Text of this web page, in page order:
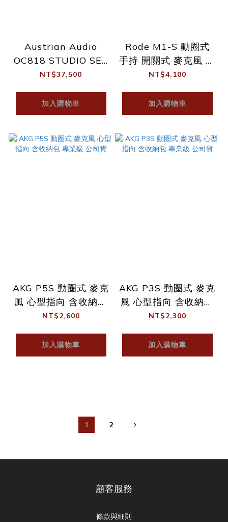
Austrian Audio
OC818 STUDIO SET
多指向 電容式麥克風
NT$37,500
加入購物車
Rode M1-S 動圈式
手持 開關式 麥克風 澳
洲大廠 公司貨 一年保
NT$4,100
加入購物車
AKG P5S 動圈式 麥克
風 心型指向 含收納包
專業級 公司貨
NT$2,600
加入購物車
AKG P3S 動圈式 麥克
風 心型指向 含收納包
專業級 公司貨
NT$2,300
加入購物車
1 2
顧客服務
條款與細則